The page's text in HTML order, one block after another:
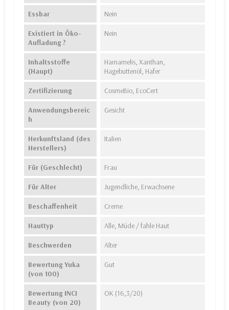
Essbar Nein
Existiert in Öko-
Aufladung ?
Nein
Inhaltsstoffe
(Haupt)
Hamamelis, Xanthan,
Hagebuttenöl, Hafer
Zertifizierung CosmeBio, EcoCert
Anwendungsbereic
h
Gesicht
Herkunftsland (des
Herstellers)
Italien
Für (Geschlecht) Frau
Für Alter Jugendliche, Erwachsene
Beschaffenheit Creme
Hauttyp Alle, Müde / fahle Haut
Beschwerden Alter
Bewertung Yuka
(von 100)
Gut
Bewertung INCI
Beauty (von 20)
OK (16,3/20)